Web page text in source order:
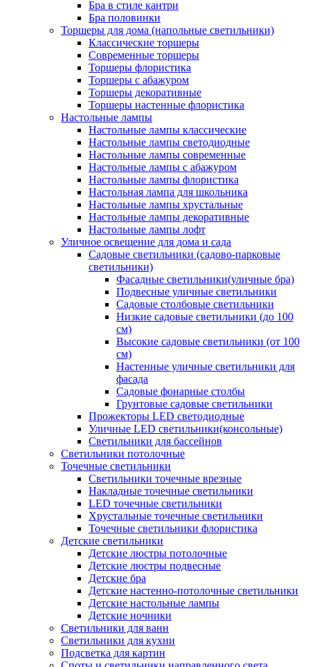
Бра в стиле кантри
Бра половинки
Торшеры для дома (напольные светильники)
Классические торшеры
Современные торшеры
Торшеры флористика
Торшеры с абажуром
Торшеры декоративные
Торшеры настенные флористика
Настольные лампы
Настольные лампы классические
Настольные лампы светодиодные
Настольные лампы современные
Настольные лампы с абажуром
Настольные лампы флористика
Настольная лампа для школьника
Настольные лампы хрустальные
Настольные лампы декоративные
Настольные лампы лофт
Уличное освещение для дома и сада
Садовые светильники (садово-парковые
светильники)
Фасадные светильники(уличные бра)
Подвесные уличные светильники
Садовые столбовые светильники
Низкие садовые светильники (до 100
см)
Высокие садовые светильники (от 100
см)
Настенные уличные светильники для
фасада
Садовые фонарные столбы
Грунтовые садовые светильники
Прожекторы LED светодиодные
Уличные LED светильники(консольные)
Светильники для бассейнов
Светильники потолочные
Точечные светильники
Светильники точечные врезные
Накладные точечные светильники
LED точечные светильники
Хрустальные точечные светильники
Точечные светильники флористика
Детские светильники
Детские люстры потолочные
Детские люстры подвесные
Детские бра
Детские настенно-потолочные светильники
Детские настольные лампы
Детские ночники
Светильники для ванн
Светильники для кухни
Подсветка для картин